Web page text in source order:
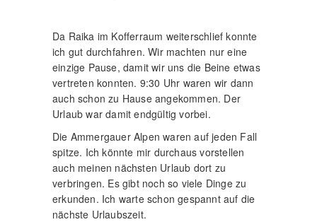
Da Raika im Kofferraum weiterschlief konnte
ich gut durchfahren. Wir machten nur eine
einzige Pause, damit wir uns die Beine etwas
vertreten konnten. 9:30 Uhr waren wir dann
auch schon zu Hause angekommen. Der
Urlaub war damit endgültig vorbei.
Die Ammergauer Alpen waren auf jeden Fall
spitze. Ich könnte mir durchaus vorstellen
auch meinen nächsten Urlaub dort zu
verbringen. Es gibt noch so viele Dinge zu
erkunden. Ich warte schon gespannt auf die
nächste Urlaubszeit.